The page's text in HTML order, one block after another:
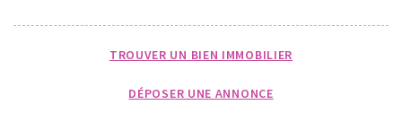
TROUVER UN BIEN IMMOBILIER
DÉPOSER UNE ANNONCE